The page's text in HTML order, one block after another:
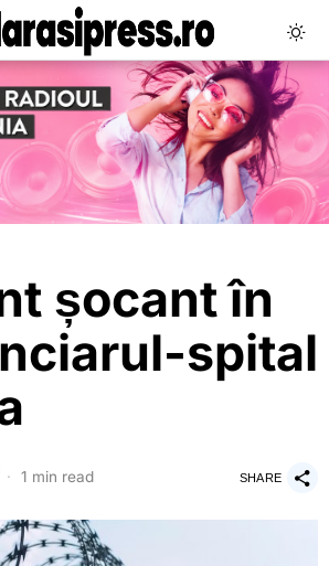
șocant în
spital
1 min read SHARE